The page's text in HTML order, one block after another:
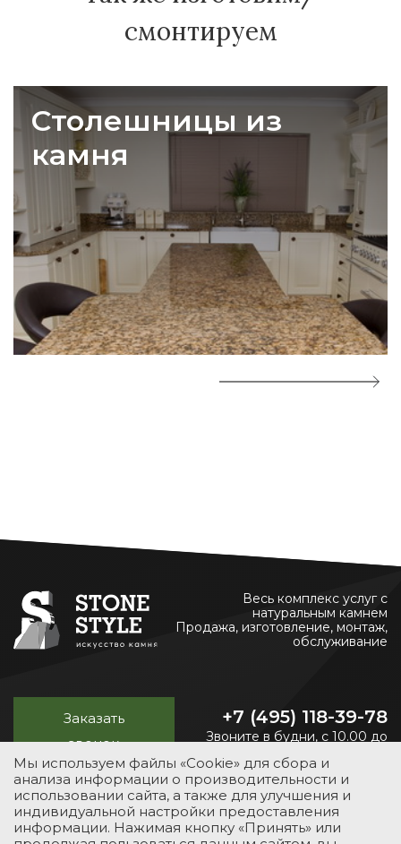
смонтируем
Столешницы из
камня
Весь комплекс услуг с
натуральным камнем
Продажа, изготовление, монтаж,
обслуживание
Заказать
звонок
+7 (495) 118-39-78
Звоните в будни, с 10.00 до
УСЛУГИ КАТАЛОГ ПОРТФОЛИО
О КОМПАНИИ
Мы используем файлы «Cookie» для сбора и
анализа информации о производительности и
использовании сайта, а также для улучшения и
индивидуальной настройки предоставления
информации. Нажимая кнопку «Принять» или